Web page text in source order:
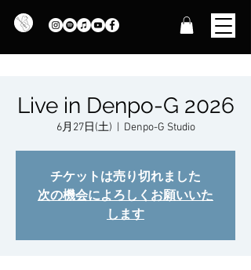
Live in Denpo-G 2026
6月27日(土) Denpo-G Studio
チケットは売り切れました
次の機会によろしくお願いいた
します